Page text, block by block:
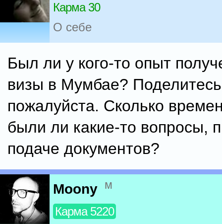
Карма 30
О себе
Был ли у кого-то опыт
визы в Мумбае?
пожалуйста. Сколько
были ли какие-то вопросы,
подаче документов?
Moony м
Карма 5220